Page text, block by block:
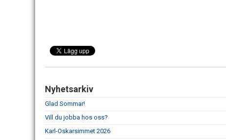
Nyhetsarkiv
Glad Sommar!
Vill du jobba hos oss?
Karl-Oskarsimmet 2026